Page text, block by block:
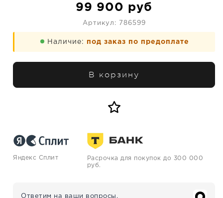
99 900 руб
Артикул: 786599
Наличие: под заказ по предоплате
В корзину
Яндекс Сплит
Расрочка для покупок до 300 000
руб.
Ответим на ваши вопросы.